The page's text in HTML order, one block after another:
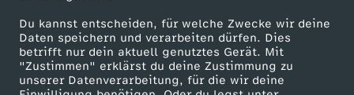
Du kannst entscheiden, für welche Zwecke wir deine
Daten speichern und verarbeiten dürfen. Dies
betrifft nur dein aktuell genutztes Gerät. Mit
"Zustimmen" erklärst du deine Zustimmung zu
unserer Datenverarbeitung, für die wir deine
a
f
t
ZDF goes Schule
Werbefernsehen
Mainzelmännchen